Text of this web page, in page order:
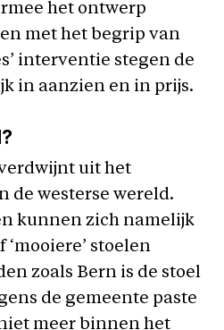
het ontwerp
met het begrip van
interventie stegen de
in aanzien en in prijs.
uit het
de westerse wereld.
kunnen zich namelijk
stoelen
zoals Bern is de stoel
de gemeente paste
meer binnen het